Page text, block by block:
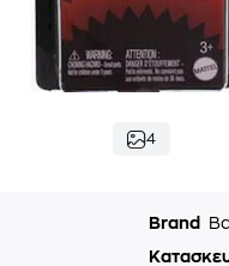
4
Brand